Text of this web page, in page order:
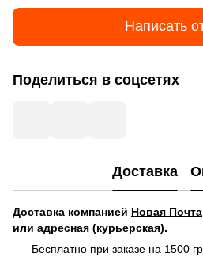
Написать
Поделиться в соцсетях
Доставка
Доставка компанией Новая Почта
или адресная (курьерская).
Бесплатно при заказе на 1500